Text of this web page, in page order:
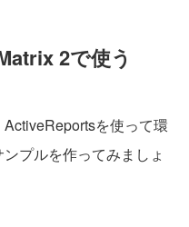
2で使う
を使って環
プルを作ってみましょ